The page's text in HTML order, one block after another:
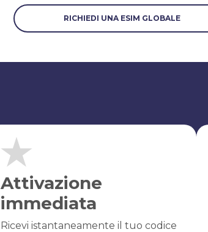
RICHIEDI UNA ESIM GLOBALE
Attivazione
immediata
Ricevi istantaneamente il tuo codice